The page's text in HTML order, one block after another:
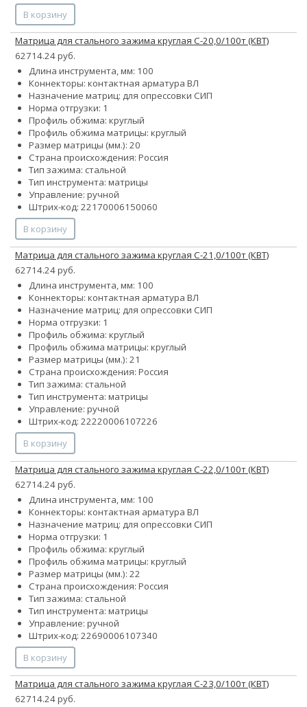
В корзину
Матрица для стального зажима круглая С-20,0/100т (КВТ)
62714.24 руб.
Длина инструмента, мм: 100
Коннекторы: контактная арматура ВЛ
Назначение матриц: для опрессовки СИП
Норма отгрузки: 1
Профиль обжима: круглый
Профиль обжима матрицы: круглый
Размер матрицы (мм.): 20
Страна происхождения: Россия
Тип зажима: стальной
Тип инструмента: матрицы
Управление: ручной
Штрих-код: 22170006150060
В корзину
Матрица для стального зажима круглая С-21,0/100т (КВТ)
62714.24 руб.
Длина инструмента, мм: 100
Коннекторы: контактная арматура ВЛ
Назначение матриц: для опрессовки СИП
Норма отгрузки: 1
Профиль обжима: круглый
Профиль обжима матрицы: круглый
Размер матрицы (мм.): 21
Страна происхождения: Россия
Тип зажима: стальной
Тип инструмента: матрицы
Управление: ручной
Штрих-код: 22220006107226
В корзину
Матрица для стального зажима круглая С-22,0/100т (КВТ)
62714.24 руб.
Длина инструмента, мм: 100
Коннекторы: контактная арматура ВЛ
Назначение матриц: для опрессовки СИП
Норма отгрузки: 1
Профиль обжима: круглый
Профиль обжима матрицы: круглый
Размер матрицы (мм.): 22
Страна происхождения: Россия
Тип зажима: стальной
Тип инструмента: матрицы
Управление: ручной
Штрих-код: 22690006107340
В корзину
Матрица для стального зажима круглая С-23,0/100т (КВТ)
62714.24 руб.